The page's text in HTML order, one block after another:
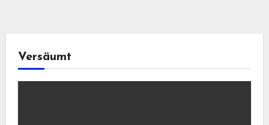
Versäumt